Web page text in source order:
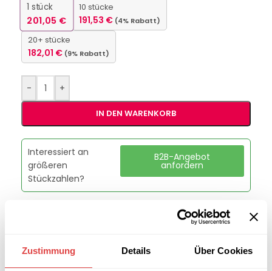
Zustimmung Details Über Cookies
1 stück
201,05 €
10 stücke
191,53 € (4% Rabatt)
20+ stücke
182,01 € (9% Rabatt)
- +
IN DEN WARENKORB
Interessiert an
größeren
Stückzahlen?
B2B-Angebot
anfordern
Teilen: